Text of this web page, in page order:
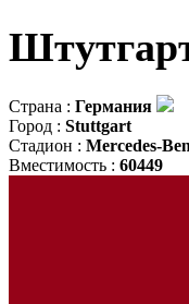
Страна : Германия
Город : Stuttgart
Стадион : Mercedes-
Вместимость : 60449